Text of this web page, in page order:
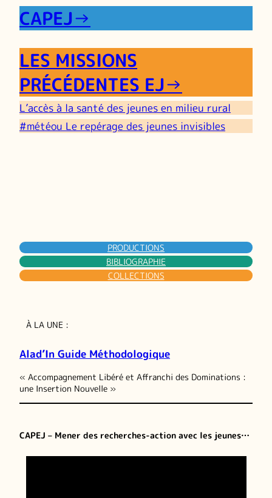
CAPEJ→
LES MISSIONS
PRÉCÉDENTES EJ→
L’accès à la santé des jeunes en milieu rural
#météou Le repérage des jeunes invisibles
PRODUCTIONS
BIBLIOGRAPHIE
COLLECTIONS
À LA UNE :
Alad’In Guide Méthodologique
« Accompagnement Libéré et Affranchi des Dominations :
une Insertion Nouvelle »
CAPEJ – Mener des recherches-action avec les jeunes…